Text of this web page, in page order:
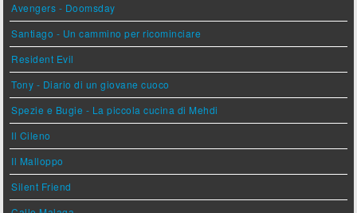
Avengers - Doomsday
Santiago - Un cammino per ricominciare
Resident Evil
Tony - Diario di un giovane cuoco
Spezie e Bugie - La piccola cucina di Mehdi
Il Cileno
Il Malloppo
Silent Friend